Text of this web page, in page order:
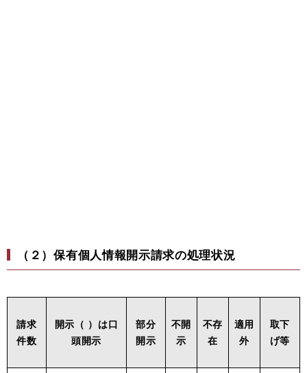
（２）保有個人情報開示請求の処理状況
請求
件数
開示（ ）は口
頭開示
部分
開示
不開
示
不存
在
適用
外
取下
げ等